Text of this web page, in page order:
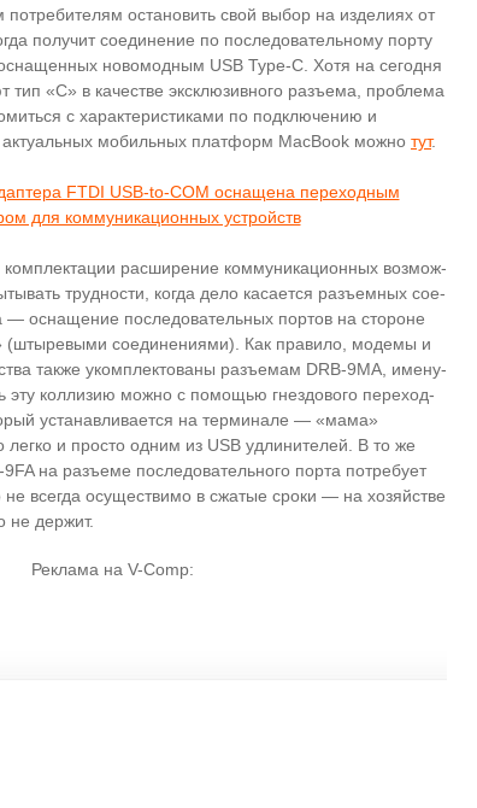
остановить свой выбор на изделиях от
получит соединение по последовательному порту
новомодным USB Type-C. Хотя на сегодня
тип «С» в качестве эксклюзивного разъема, проблема
с характеристиками по подключению и
мо­биль­ных платформ MacBook можно тут.
комплектации расширение коммуникационных воз­мож­
трудности, когда дело касается разъемных со­е­
— оснащение последовательных портов на стороне
(штыревыми соединениями). Как правило, модемы и
также укомплектованы разъемам DRB-9MA, име­ну­
коллизию можно с помощью гнездового пе­ре­ход­
устанавливается на терминале — «мама»
легко и просто одним из USB удлинителей. В то же
на разъеме последовательного порта потребует
не всегда осуществимо в сжатые сроки — на хозяйстве
не держит.
Реклама на V-Comp: